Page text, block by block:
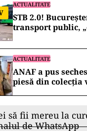
ACTUALITATE
STB 2.0!
transport public,
ACTUALITATE
ANAF a pus
piesă din colecția
să fii mereu la
de WhatsApp